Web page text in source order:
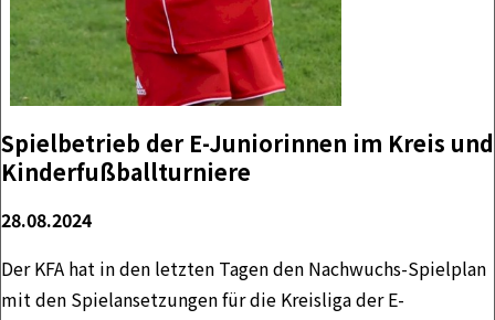
Spielbetrieb der E-Juniorinnen im Kreis und
Kinderfußballturniere
28.08.2024
Der KFA hat in den letzten Tagen den Nachwuchs-Spielplan
mit den Spielansetzungen für die Kreisliga der E-